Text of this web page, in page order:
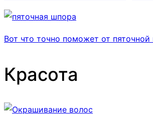
Вот что точно поможет от
Красота